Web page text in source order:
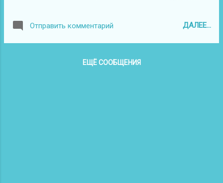
Отправить комментарий ДАЛЕЕ...
ЕЩЁ СООБЩЕНИЯ